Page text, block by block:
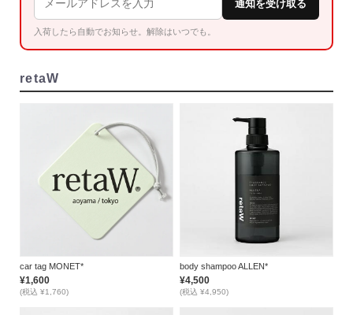
通知を受け取る
入荷したら自動でお知らせ。解除はいつでも。
retaW
car tag MONET*
¥1,600
(税込 ¥1,760)
body shampoo ALLEN*
¥4,500
(税込 ¥4,950)